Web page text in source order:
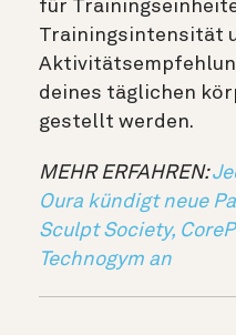
für
Trainingsintensität
deines täglichen
gestellt werden.
MEHR ERFAHREN:
Oura kündigt neue
Sculpt Society,
Technogym an